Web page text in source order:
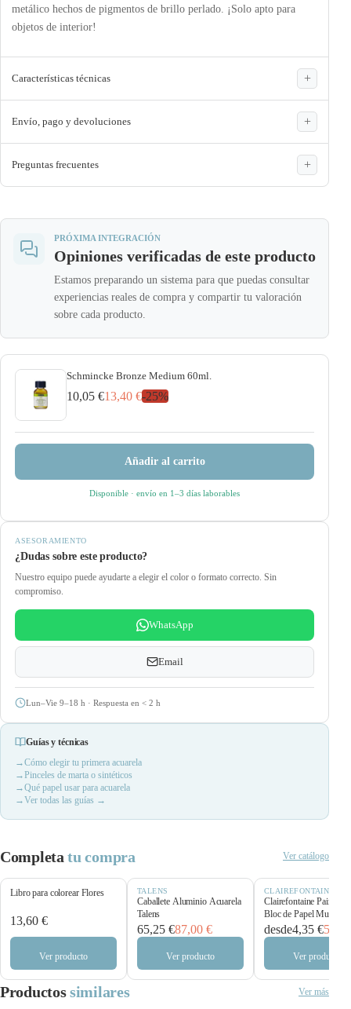
metálico hechos de pigmentos de brillo perlado. ¡Solo apto para
objetos de interior!
Características técnicas
Envío, pago y devoluciones
Preguntas frecuentes
PRÓXIMA INTEGRACIÓN
Opiniones verificadas de este producto
Estamos preparando un sistema para que puedas consultar
experiencias reales de compra y compartir tu valoración
sobre cada producto.
Schmincke Bronze Medium 60ml.
10,05 €13,40 €-25%
Añadir al carrito
Disponible · envío en 1–3 días laborables
ASESORAMIENTO
¿Dudas sobre este producto?
Nuestro equipo puede ayudarte a elegir el color o formato correcto. Sin
compromiso.
WhatsApp
Email
Lun–Vie 9–18 h · Respuesta en < 2 h
Guías y técnicas
Cómo elegir tu primera acuarela
Pinceles de marta o sintéticos
Qué papel usar para acuarela
Ver todas las guías →
Completa tu compra Ver catálogo
Libro para colorear Flores
13,60 €
Ver producto
TALENS
Caballete Aluminio Acuarela
Talens
65,25 €87,00 €
Ver producto
CLAIREFONTAINE
Clairefontaine
Bloc de Papel
250 g/m²
desde4,35 €5,80
Ver producto
Productos similares Ver más